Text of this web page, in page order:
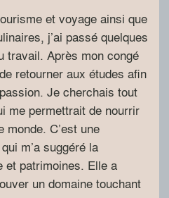
et voyage ainsi que
j’ai passé quelques
travail. Après mon congé
retourner aux études afin
Je cherchais tout
me permettrait de nourrir
C’est une
m’a suggéré la
et patrimoines. Elle a
un domaine touchant